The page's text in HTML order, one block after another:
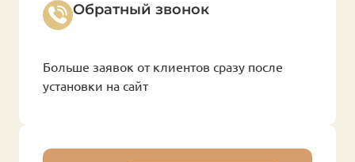
Обратный звонок
Больше заявок от клиентов сразу после
установки на сайт